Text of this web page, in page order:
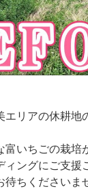
エリアの休耕地
富いちごの栽培
ィングにご支援
ちくださいま